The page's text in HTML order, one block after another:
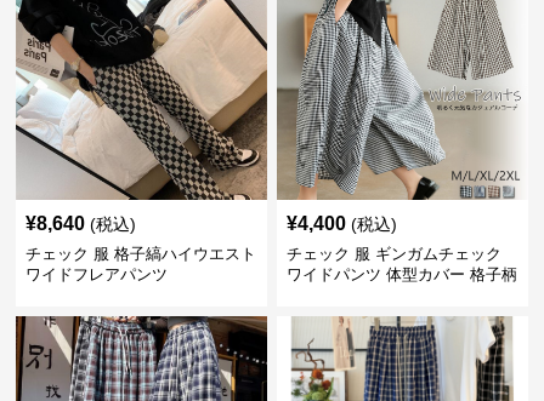
¥8,640 (税込)
チェック 服 格子縞ハイウエスト
ワイドフレアパンツ
¥4,400 (税込)
チェック 服 ギンガムチェック
ワイドパンツ 体型カバー 格子柄